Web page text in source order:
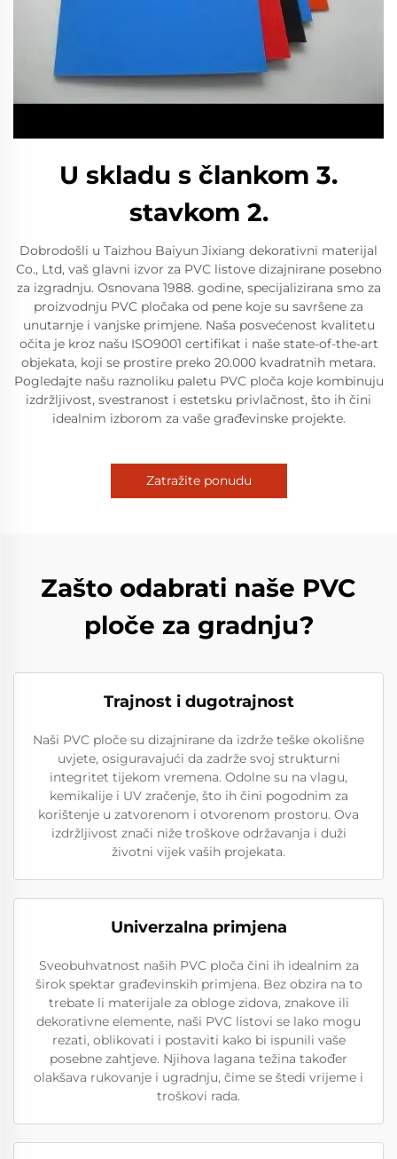
U skladu s člankom 3.
stavkom 2.
Dobrodošli u Taizhou Baiyun Jixiang dekorativni materijal
Co., Ltd, vaš glavni izvor za PVC listove dizajnirane posebno
za izgradnju. Osnovana 1988. godine, specijalizirana smo za
proizvodnju PVC pločaka od pene koje su savršene za
unutarnje i vanjske primjene. Naša posvećenost kvalitetu
očita je kroz našu ISO9001 certifikat i naše state-of-the-art
objekata, koji se prostire preko 20.000 kvadratnih metara.
Pogledajte našu raznoliku paletu PVC ploča koje kombinuju
izdržljivost, svestranost i estetsku privlačnost, što ih čini
idealnim izborom za vaše građevinske projekte.
Zatražite ponudu
Zašto odabrati naše PVC
ploče za gradnju?
Trajnost i dugotrajnost
Naši PVC ploče su dizajnirane da izdrže teške okolišne
uvjete, osiguravajući da zadrže svoj strukturni
integritet tijekom vremena. Odolne su na vlagu,
kemikalije i UV zračenje, što ih čini pogodnim za
korištenje u zatvorenom i otvorenom prostoru. Ova
izdržljivost znači niže troškove održavanja i duži
životni vijek vaših projekata.
Univerzalna primjena
Sveobuhvatnost naših PVC ploča čini ih idealnim za
širok spektar građevinskih primjena. Bez obzira na to
trebate li materijale za obloge zidova, znakove ili
dekorativne elemente, naši PVC listovi se lako mogu
rezati, oblikovati i postaviti kako bi ispunili vaše
posebne zahtjeve. Njihova lagana težina također
olakšava rukovanje i ugradnju, čime se štedi vrijeme i
troškovi rada.